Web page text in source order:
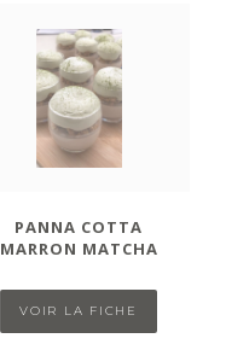
PANNA COTTA
MARRON MATCHA
VOIR LA FICHE